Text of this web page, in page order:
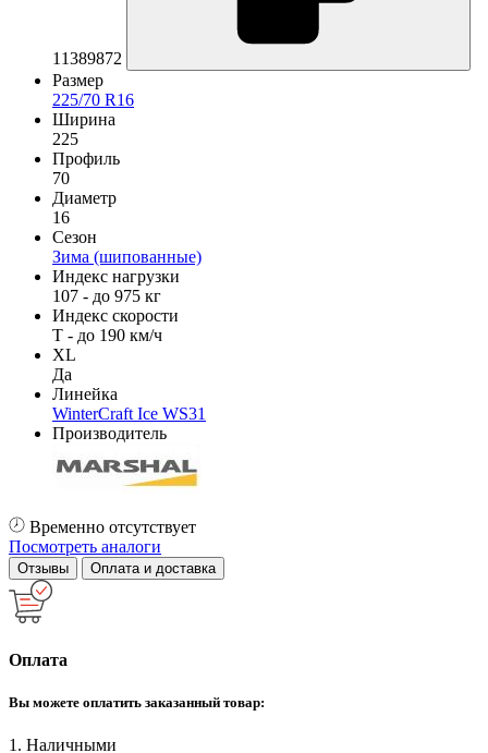
11389872
Размер
225/70 R16
Ширина
225
Профиль
70
Диаметр
16
Сезон
Зима (шипованные)
Индекс нагрузки
107 - до 975 кг
Индекс скорости
T - до 190 км/ч
XL
Да
Линейка
WinterCraft Ice WS31
Производитель
Временно отсутствует
Посмотреть аналоги
Отзывы Оплата и доставка
Оплата
Вы можете оплатить заказанный товар:
1. Наличными